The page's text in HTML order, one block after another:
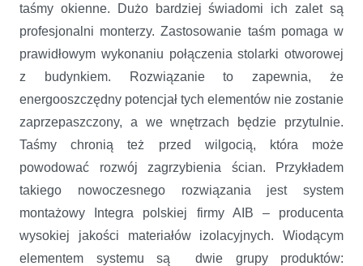
taśmy okienne. Dużo bardziej świadomi ich zalet są
profesjonalni monterzy. Zastosowanie taśm pomaga w
prawidłowym wykonaniu połączenia stolarki otworowej
z budynkiem. Rozwiązanie to zapewnia, że
energooszczędny potencjał tych elementów nie zostanie
zaprzepaszczony, a we wnętrzach będzie przytulnie.
Taśmy chronią też przed wilgocią, która może
powodować rozwój zagrzybienia ścian. Przykładem
takiego nowoczesnego rozwiązania jest system
montażowy Integra polskiej firmy AIB – producenta
wysokiej jakości materiałów izolacyjnych. Wiodącym
elementem systemu są dwie grupy produktów: